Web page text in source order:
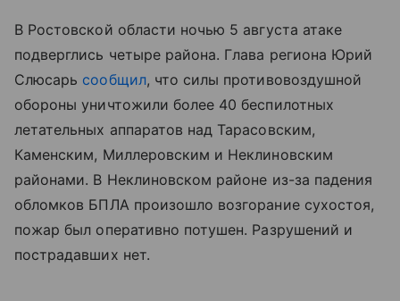
В Ростовской области ночью 5 августа атаке
подверглись четыре района. Глава региона Юрий
Слюсарь сообщил, что силы противовоздушной
обороны уничтожили более 40 беспилотных
летательных аппаратов над Тарасовским,
Каменским, Миллеровским и Неклиновским
районами. В Неклиновском районе из-за падения
обломков БПЛА произошло возгорание сухостоя,
пожар был оперативно потушен. Разрушений и
пострадавших нет.